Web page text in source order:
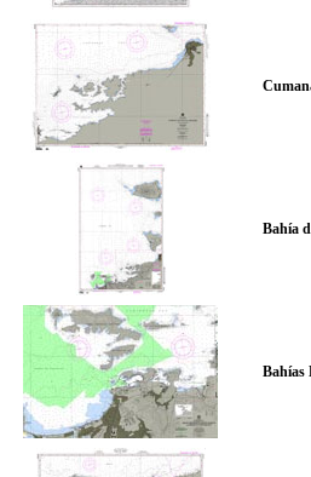
Bahía
Bahías